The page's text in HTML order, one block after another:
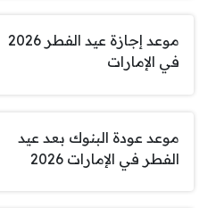
موعد إجازة عيد الفطر 2026
في الإمارات
موعد عودة البنوك بعد عيد
الفطر في الإمارات 2026